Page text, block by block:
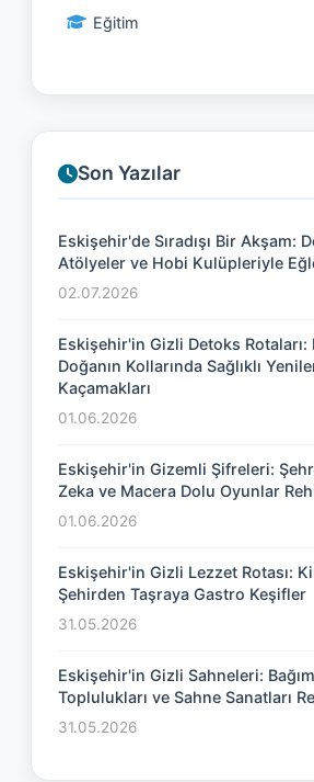
Eğitim
Son Yazılar
Eskişehir'de Sıradışı Bir Akşam:
Atölyeler ve Hobi Kulüpleriyle
02.07.2026
Eskişehir'in Gizli Detoks Rotaları:
Doğanın Kollarında Sağlıklı
Kaçamakları
01.06.2026
Eskişehir'in Gizemli Şifreleri:
Zeka ve Macera Dolu Oyunlar
01.06.2026
Eskişehir'in Gizli Lezzet Rotası:
Şehirden Taşraya Gastro Keşifler
31.05.2026
Eskişehir'in Gizli Sahneleri:
Toplulukları ve Sahne Sanatları
31.05.2026